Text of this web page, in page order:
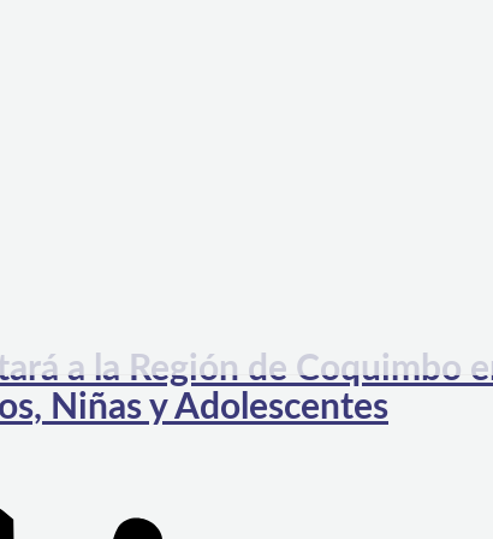
a la Región de Coquimbo
Niñas y Adolescentes